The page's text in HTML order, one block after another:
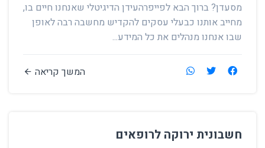
מסעדן? ברוך הבא לפייפרהעידן הדיגיטלי שאנחנו חיים בו,
מחייב אותנו כבעלי עסקים להקדיש מחשבה רבה לאופן
שבו אנחנו מנהלים את כל המידע...
המשך קריאה
חשבונית ירוקה לרופאים